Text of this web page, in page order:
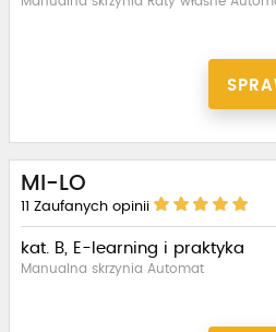
MI-LO
11 Zaufanych opinii
kat. B, E-learning i praktyka
Manualna skrzynia Automat